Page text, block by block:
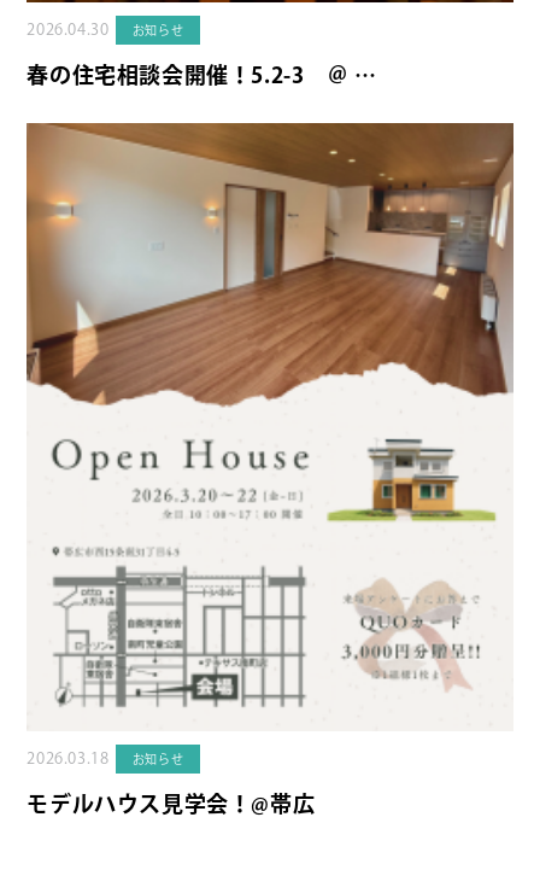
2026.04.30 お知らせ
春の住宅相談会開催！5.2-3 ＠ …
2026.03.18 お知らせ
モデルハウス見学会！@帯広